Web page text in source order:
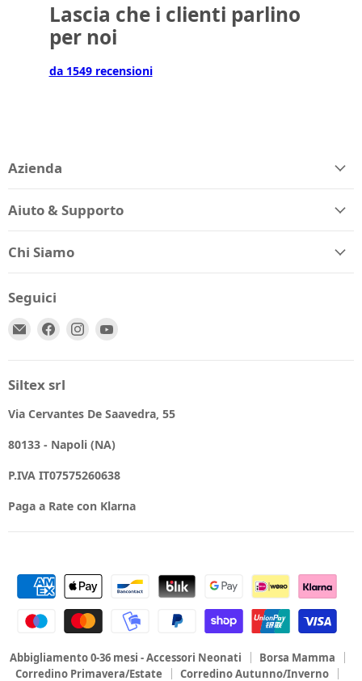
Lascia che i clienti parlino
per noi
da 1549 recensioni
Azienda
Aiuto & Supporto
Chi Siamo
Seguici
Email
Trovaci Trovaci
Siltex srl
Via Cervantes De Saavedra, 55
80133 - Napoli (NA)
P.IVA IT07575260638
Paga a Rate con Klarna
Abbigliamento 0-36 mesi - Accessori Neonati
Borsa Mamma
Corredino Primavera/Estate
Corredino Autunno/Inverno